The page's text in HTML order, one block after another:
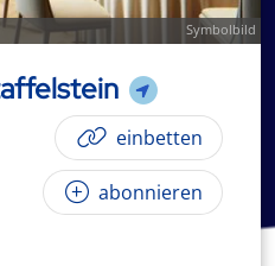
Symbolbild
einbetten
abonnieren